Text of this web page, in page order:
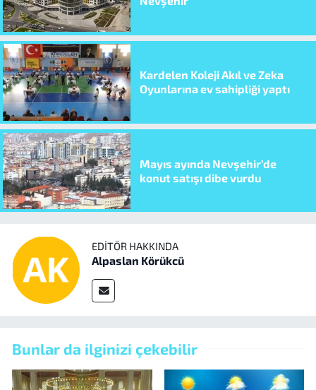
Kardelen Koleji Akıl ve Zeka
Oyunlarına ev sahipliği yaptı
Mayıs ayında Nevşehir’de
konut satışı dibe vurdu
EDITÖR HAKKINDA
Alpaslan Körükcü
Bunlar da ilginizi çekebilir